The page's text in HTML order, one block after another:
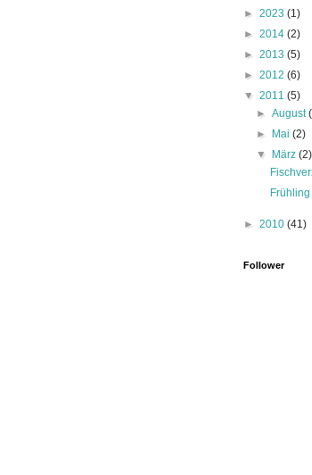
► 2023 (1)
► 2014 (2)
► 2013 (5)
► 2012 (6)
▼ 2011 (5)
►August
►
Mai(2)
▼
März(2)
Frühling
► 2010 (41)
Follower